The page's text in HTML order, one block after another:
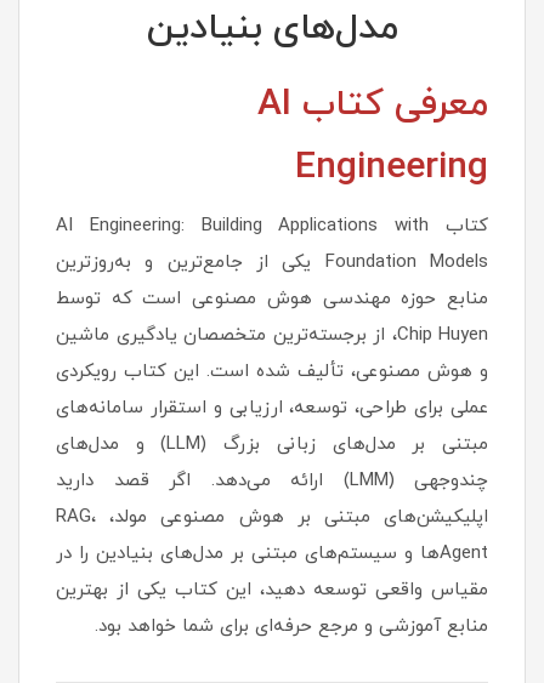
مدل‌های بنیادین
معرفی کتاب AI
Engineering
کتاب AI Engineering: Building Applications with
Foundation Models یکی از جامع‌ترین و به‌روزترین
منابع حوزه مهندسی هوش مصنوعی است که توسط
Chip Huyen، از برجسته‌ترین متخصصان یادگیری ماشین
و هوش مصنوعی، تألیف شده است. این کتاب رویکردی
عملی برای طراحی، توسعه، ارزیابی و استقرار سامانه‌های
مبتنی بر مدل‌های زبانی بزرگ (LLM) و مدل‌های
چندوجهی (LMM) ارائه می‌دهد. اگر قصد دارید
اپلیکیشن‌های مبتنی بر هوش مصنوعی مولد، RAG،
Agentها و سیستم‌های مبتنی بر مدل‌های بنیادین را در
مقیاس واقعی توسعه دهید، این کتاب یکی از بهترین
منابع آموزشی و مرجع حرفه‌ای برای شما خواهد بود.